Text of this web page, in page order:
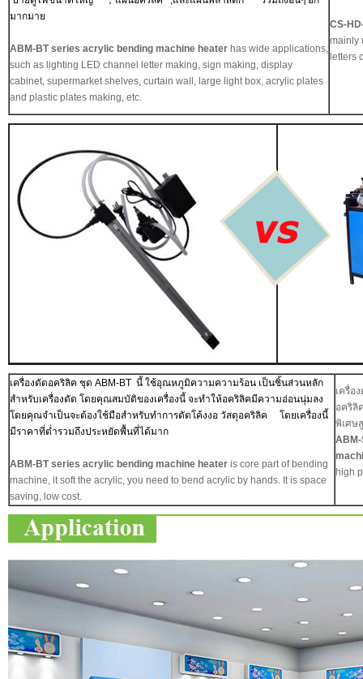
มากมาย
ABM-BT series acrylic bending machine heater has wide applications,
such as lighting LED channel letter making, sign making, display
cabinet, supermarket shelves, curtain wall, large light box, acrylic plates
and plastic plates making, etc.
CS-
mainly
เครื่องดัดอคริลิค ชุด ABM-BT นี้ ใช้อุณหภูมิความความร้อน เป็นชิ้นส่วนหลัก
สำหรับเครื่องดัด โดยคุณสมบัติของเครื่องนี้ จะทำให้อคริลิคมีความอ่อนนุ่มลง
โดยคุณจำเป็นจะต้องใช้มือสำหรับทำการดัดโค้งงอ วัสดุอคริลิค โดยเครื่องนี้
มีราคาที่ต่ำรวมถึงประหยัดพื้นที่ได้มาก
ABM-BT series acrylic bending machine heater is core part of bending
machine, it soft the acrylic, you need to bend acrylic by hands. It is space
saving, low cost.
เครื่อ
อคริลิ
พิเศษ
high